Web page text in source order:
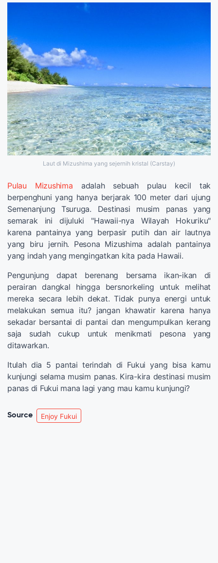
Laut di Mizushima yang sejernih kristal (Carstay)
Pulau Mizushima adalah sebuah pulau kecil tak
berpenghuni yang hanya berjarak 100 meter dari ujung
Semenanjung Tsuruga. Destinasi musim panas yang
semarak ini dijuluki "Hawaii-nya Wilayah Hokuriku"
karena pantainya yang berpasir putih dan air lautnya
yang biru jernih. Pesona Mizushima adalah pantainya
yang indah yang mengingatkan kita pada Hawaii.
Pengunjung dapat berenang bersama ikan-ikan di
perairan dangkal hingga bersnorkeling untuk melihat
mereka secara lebih dekat. Tidak punya energi untuk
melakukan semua itu? jangan khawatir karena hanya
sekadar bersantai di pantai dan mengumpulkan kerang
saja sudah cukup untuk menikmati pesona yang
ditawarkan.
Itulah dia 5 pantai terindah di Fukui yang bisa kamu
kunjungi selama musim panas. Kira-kira destinasi musim
panas di Fukui mana lagi yang mau kamu kunjungi?
Source Enjoy Fukui